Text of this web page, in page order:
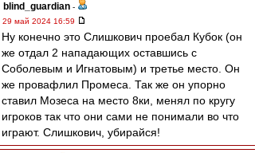
blind_guardian -
29 май 2024 16:59
Ну конечно это Слишкович проебал Кубок (он
же отдал 2 нападающих оставшись с
Соболевым и Игнатовым) и третье место. Он
же провафлил Промеса. Так же он упорно
ставил Мозеса на место 8ки, менял по кругу
игроков так что они сами не понимали во что
играют. Слишкович, убирайся!